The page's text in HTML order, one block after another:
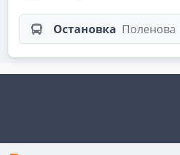
Остановка Поленова